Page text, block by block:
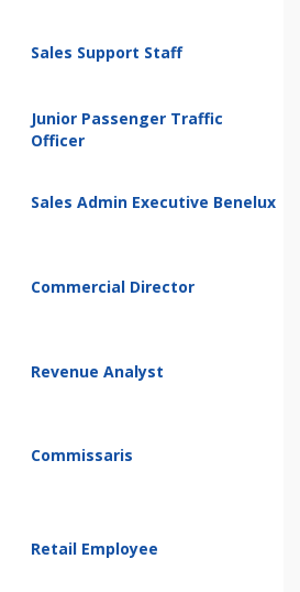
Sales Support Staff
Junior Passenger Traffic
Officer
Sales Admin Executive Benelux
Commercial Director
Revenue Analyst
Commissaris
Retail Employee